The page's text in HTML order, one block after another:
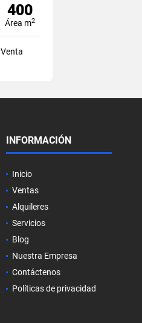
400
Área m2
Venta
INFORMACIÓN
Inicio
Ventas
Alquileres
Servicios
Blog
Nuestra Empresa
Contáctenos
Políticas de privacidad